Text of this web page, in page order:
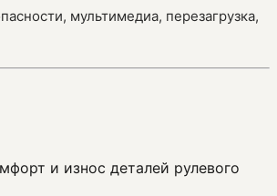
мультимедиа, перезагрузка,
и износ деталей рулевого